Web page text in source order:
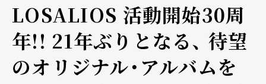
LOSALIOS 活動開始30周
年!! 21年ぶりとなる、 待望
のオリジナル・アルバムを